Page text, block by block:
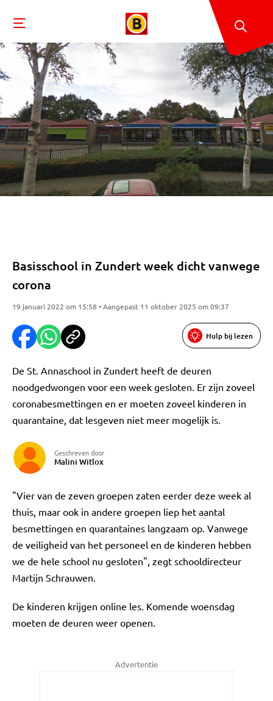
Basisschool in Zundert week dicht vanwege
corona
19 januari 2022 om 15:58 • Aangepast 11 oktober 2025 om 09:37
Hulp bij lezen
De St. Annaschool in Zundert heeft de deuren
noodgedwongen voor een week gesloten. Er zijn zoveel
coronabesmettingen en er moeten zoveel kinderen in
quarantaine, dat lesgeven niet meer mogelijk is.
Geschreven door
Malini Witlox
"Vier van de zeven groepen zaten eerder deze week al
thuis, maar ook in andere groepen liep het aantal
besmettingen en quarantaines langzaam op. Vanwege
de veiligheid van het personeel en de kinderen hebben
we de hele school nu gesloten", zegt schooldirecteur
Martijn Schrauwen.
De kinderen krijgen online les. Komende woensdag
moeten de deuren weer openen.
Advertentie